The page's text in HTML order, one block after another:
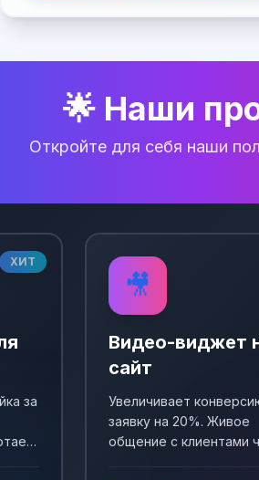
🌟 Наши
Откройте для себя наши
ХИТ
за
🎥
Видео-виджет
сайт
Увеличивает
заявку на 20%. Живое
общение с клиентами